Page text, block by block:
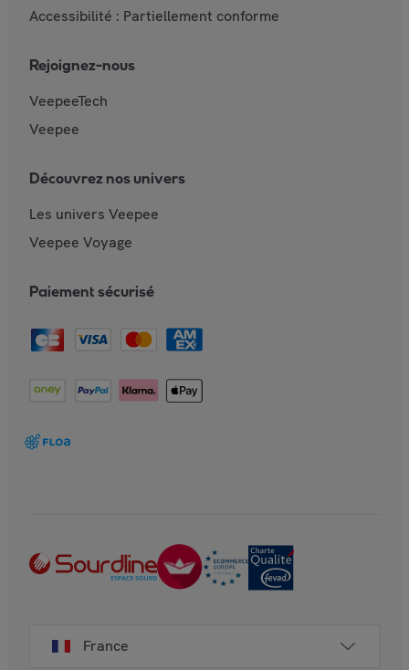
Accessibilité : Partiellement conforme
Rejoignez-nous
VeepeeTech
Veepee
Découvrez nos univers
Les univers Veepee
Veepee Voyage
Paiement sécurisé
France